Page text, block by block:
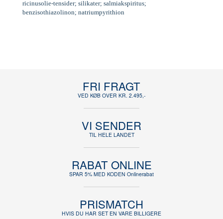
ricinusolie-tensider; silikater; salmiakspiritus;
benzisothiazolinon; natriumpyrithion
FRI FRAGT
VED KØB OVER KR. 2.495,-
VI SENDER
TIL HELE LANDET
RABAT ONLINE
SPAR 5% MED KODEN Onlinerabat
PRISMATCH
HVIS DU HAR SET EN VARE BILLIGERE